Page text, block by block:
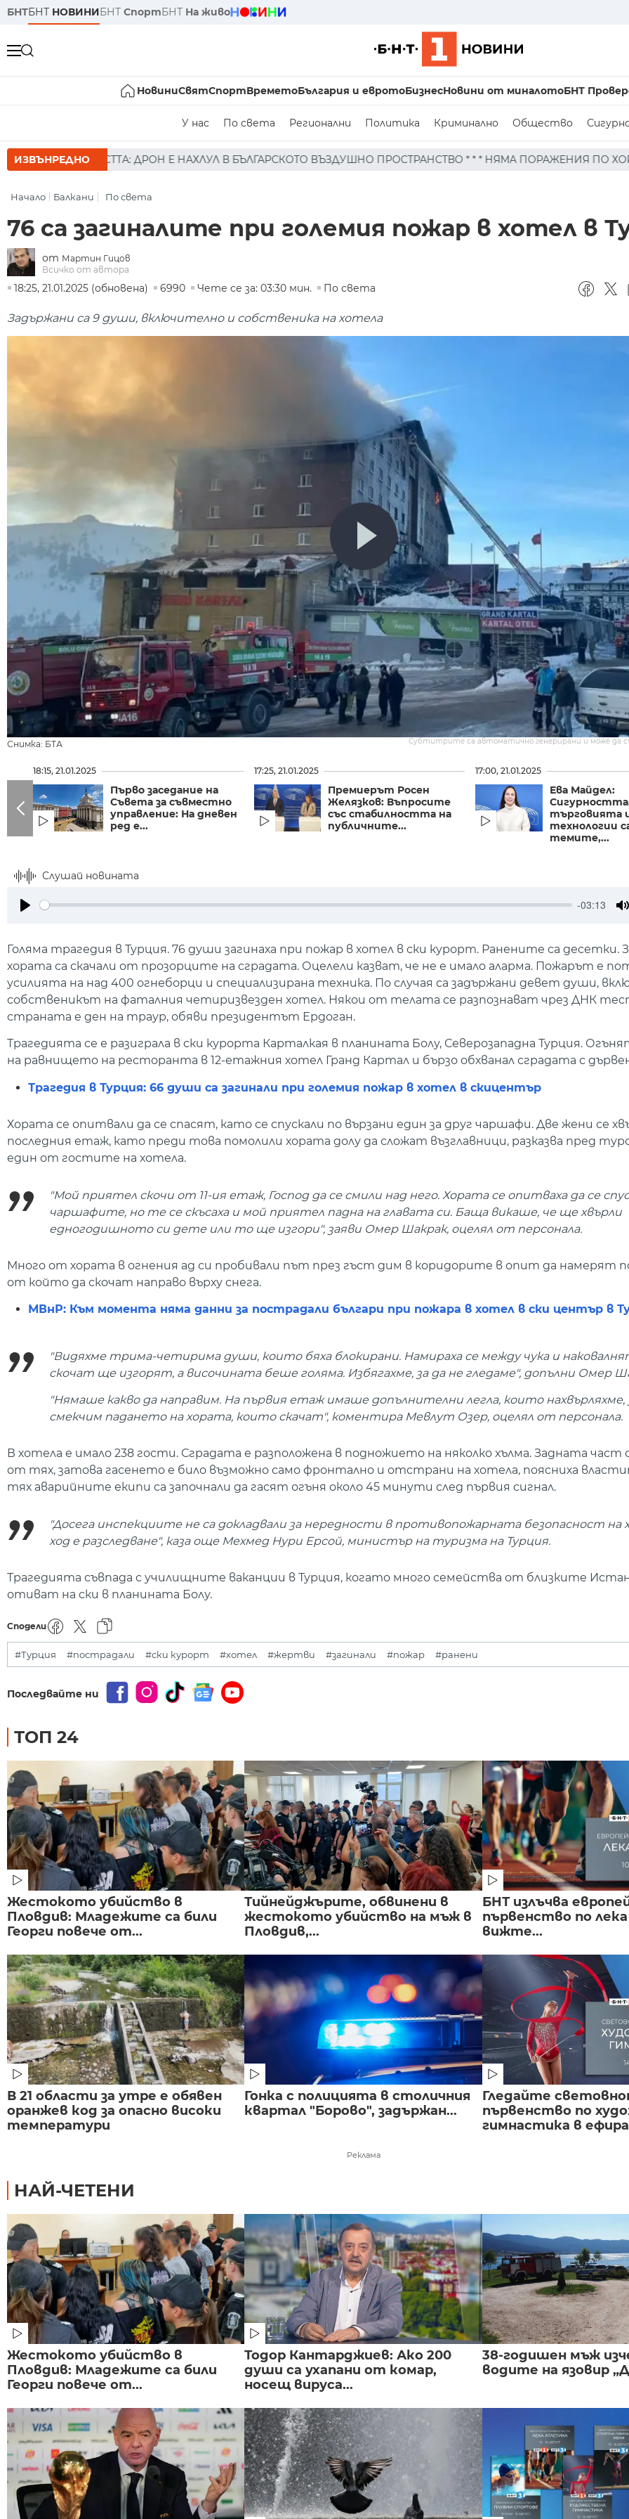
БНТБНТ НОВИНИБНТ СпортБНТ На живо
НовиниСвятСпортВреметоБългария и евротоБизнесНовини от миналотоБНТ
У нас По света Регионални Политика Криминално Общество
ИЗВЪНРЕДНО
Е НАХЛУЛ В БЪЛГАРСКОТО ВЪЗДУШНО ПРОСТРАНСТВО * * * НЯМА ПОРАЖЕНИЯ ПО ХОРА И ПО СГРАДЕН
Начало Балкани По света
76 са загиналите при големия пожар в хотел в
от Мартин Гицов
Всичко от автора
18:25, 21.01.2025 (обновена)
6990 Чете се за: 03:30 мин. По света
Задържани са 9 души, включително и собственика на хотела
Снимка: БТА Субтитрите са автоматично генерирани и може да
18:15, 21.01.2025
Първо заседание на
Съвета за съвместно
управление: На дневен
ред е...
17:25, 21.01.2025
Премиерът Росен
Желязков: Въпросите
със стабилността на
публичните...
17:00, 21.01.2025
Ева Майдел:
търговията
технологии
темите,...
Слушай новината
-03:13
Голяма трагедия в Турция. 76 души загинаха при пожар в хотел в ски курорт. Ранените са десетки.
хората са скачали от прозорците на сградата. Оцелели казват, че не е имало аларма. Пожарът е
усилията на над 400 огнеборци и специализирана техника. По случая са задържани девет души,
собственикът на фаталния четиризвезден хотел. Някои от телата се разпознават чрез ДНК
страната е ден на траур, обяви президентът Ердоган.
Трагедията се е разиграла в ски курорта Карталкая в планината Болу, Северозападна Турция.
на равнището на ресторанта в 12-етажния хотел Гранд Картал и бързо обхванал сградата с
Трагедия в Турция: 66 души са загинали при големия пожар в хотел в скицентър
Хората се опитвали да се спасят, като се спускали по вързани един за друг чаршафи. Две жени се
последния етаж, като преди това помолили хората долу да сложат възглавници, разказва пред
един от гостите на хотела.
"Мой приятел скочи от 11-ия етаж, Господ да се смили над него. Хората се опитваха да се
чаршафите, но те се скъсаха и мой приятел падна на главата си. Баща викаше, че ще хвърли
едногодишното си дете или то ще изгори", заяви Омер Шакрак, оцелял от персонала.
Много от хората в огнения ад си пробивали път през гъст дим в коридорите в опит да намерят
от който да скочат направо върху снега.
МВнР: Към момента няма данни за пострадали българи при пожара в хотел в ски център в
"Видяхме трима-четирима души, които бяха блокирани. Намираха се между чука и
скочат ще изгорят, а височината беше голяма. Избягахме, за да не гледаме", допълни Омер
"Нямаше какво да направим. На първия етаж имаше допълнителни легла, които нахвърляхме,
смекчим падането на хората, които скачат", коментира Мевлут Озер, оцелял от персонала.
В хотела е имало 238 гости. Сградата е разположена в подножието на няколко хълма. Задната част
от тях, затова гасенето е било възможно само фронтално и отстрани на хотела, поясниха
тях аварийните екипи са започнали да гасят огъня около 45 минути след първия сигнал.
"Досега инспекциите не са докладвали за нередности в противопожарната безопасност на
ход е разследване", каза още Мехмед Нури Ерсой, министър на туризма на Турция.
Трагедията съвпада с училищните ваканции в Турция, когато много семейства от близките
отиват на ски в планината Болу.
Сподели
#Турция #пострадали #ски курорт #хотел #жертви #загинали #пожар #ранени
Последвайте ни
ТОП 24
Жестокото убийство в
Пловдив: Младежите са били
Георги повече от...
Тийнейджърите, обвинени в
жестокото убийство на мъж в
Пловдив,...
БНТ излъчва
първенство по
вижте...
В 21 области за утре е обявен
оранжев код за опасно високи
температури
Гонка с полицията в столичния
квартал "Борово", задържан...
Гледайте
първенство по
гимнастика в
Реклама
НАЙ-ЧЕТЕНИ
Жестокото убийство в
Пловдив: Младежите са били
Георги повече от...
Тодор Кантарджиев: Ако 200
души са ухапани от комар,
носещ вируса...
38-годишен мъж
водите на язовир